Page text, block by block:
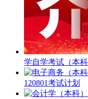
学自学考试（本
120801考试计划